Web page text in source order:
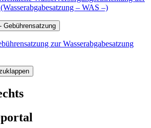
– WAS –)
Gebührensatzung
zur Wasserabgabesatzung